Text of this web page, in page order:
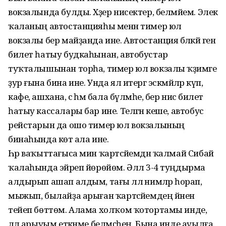
вокзалында булды. Хәҙер нисектер, белмәйем. Элек
ҡаланың автостанцияһы менән тимер юл
вокзалы бер майҙанда ине. Автостанция бәләкәй генә
билет һатыу будкаһынан, автобустар
туҡталышынан торһа, тимер юл вокзалы ҡәҙимге
ҙур ғына бина ине. Унда ял итергә эскәмйәләр күп,
кафе, ашхана, әсә һәм бала бүлмәһе, бер нисә билет
һатыу кассалары бар ине. Теләгән кеше, автобус
рейстарын да ошо тимер юл вокзалының
бинаһында көтә ала ине.
Һәр ваҡыттағыса мин ҡартәсәйемдән ҡалмай Сибай
ҡалаһында эйәреп йөрөйөм. Әллә 3-4 туңдырма
алдырып ашап алдым, тағы әллә нимәләр һорап,
мыжып, былайҙа арыған ҡартәсәйемдең йәненә
тейеп бөттөм. Алама холҡом ҡотортамы инде,